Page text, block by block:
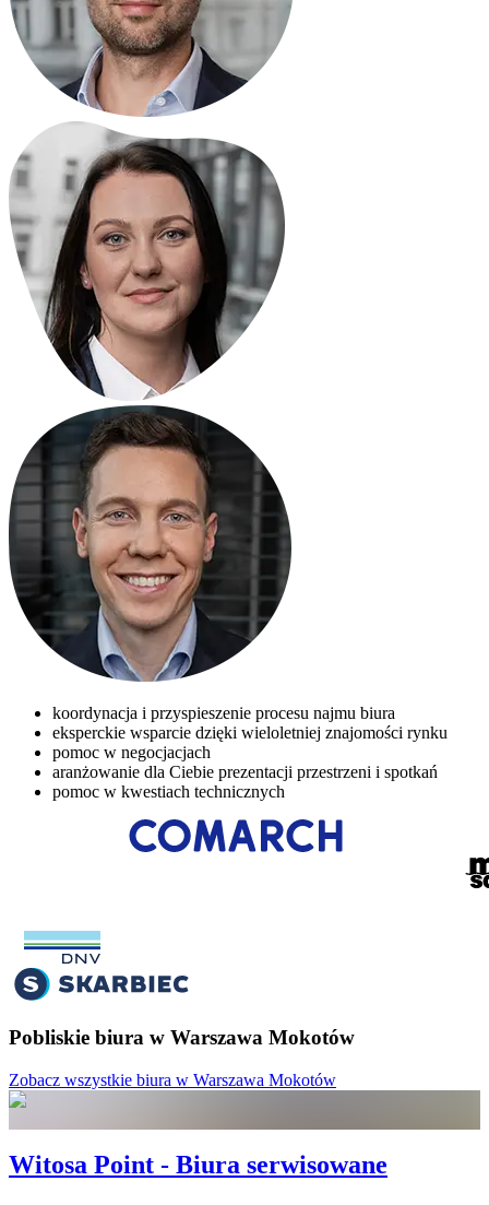
koordynacja i przyspieszenie procesu najmu biura
eksperckie wsparcie dzięki wieloletniej znajomości rynku
pomoc w negocjacjach
aranżowanie dla Ciebie prezentacji przestrzeni i spotkań
pomoc w kwestiach technicznych
Pobliskie biura w Warszawa Mokotów
Zobacz wszystkie biura w Warszawa Mokotów
Witosa Point - Biura serwisowane